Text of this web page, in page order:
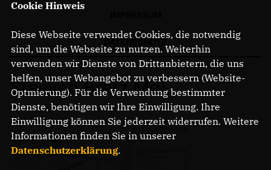
Steeven Bretz MdL
Cookie Hinweis
Diese Webseite verwendet Cookies, die notwendig
sind, um die Webseite zu nutzen. Weiterhin
verwenden wir Dienste von Drittanbietern, die uns
helfen, unser Webangebot zu verbessern (Website-
Optmierung). Für die Verwendung bestimmter
Dienste, benötigen wir Ihre Einwilligung. Ihre
Einwilligung können Sie jederzeit widerrufen. Weitere
Informationen finden Sie in unserer
Datenschutzerklärung.